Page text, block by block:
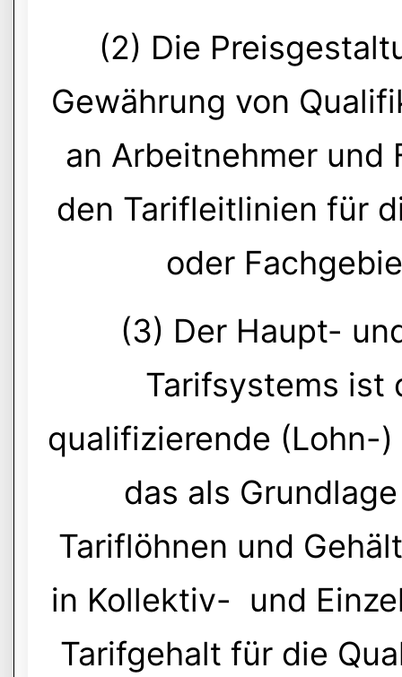
(2) Die
Gewährung von
an Arbeitnehmer und
den Tarifleitlinien für
oder
(3) Der Haupt-
Tarifsystems ist
qualifizierende (Lohn-
das als
Tariflöhnen und
in Kollektiv- und
Tarifgehalt für die